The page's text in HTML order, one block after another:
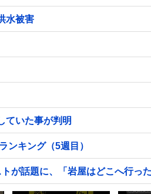
水被害
ていた事が判明
ンキング（5週目）
が話題に、「岩屋はどこへ行っ